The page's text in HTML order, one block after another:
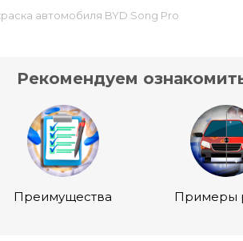
автомобиля BYD Song Pro
Рекомендуем
Преимущества Примеры